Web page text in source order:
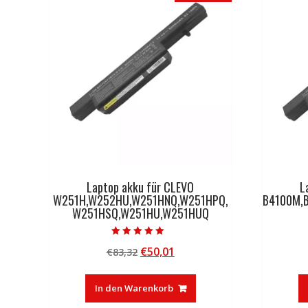
Laptop akku für CLEVO
W251H,W252HU,W251HNQ,W251HPQ,
W251HSQ,W251HU,W251HUQ
5.00
von 5
€83,32 Ursprünglicher
war:
€83,32
€50,01
ist:
€50,01.
In den Warenkorb